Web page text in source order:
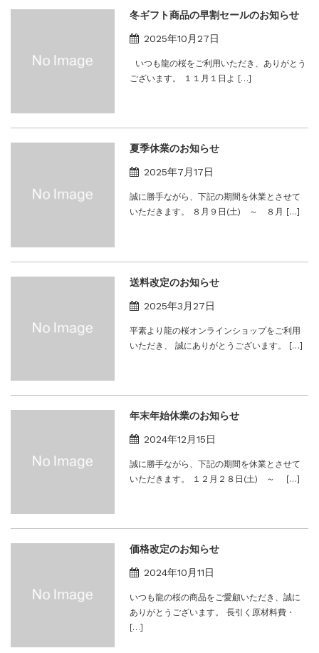
冬ギフト商品の早割セールのお知らせ
2025年10月27日
いつも龍の桜をご利用いただき、ありがとう
ございます。 １１月１日よ […]
夏季休業のお知らせ
2025年7月17日
誠に勝手ながら、下記の期間を休業とさせて
いただきます。 ８月９日(土) ～ ８月 […]
送料改定のお知らせ
2025年3月27日
平素より龍の桜オンラインショップをご利用
いただき、 誠にありがとうございます。 […]
年末年始休業のお知らせ
2024年12月15日
誠に勝手ながら、下記の期間を休業とさせて
いただきます。 １２月２８日(土) ～ […]
価格改定のお知らせ
2024年10月11日
いつも龍の桜の商品をご愛顧いただき、誠に
ありがとうございます。 長引く原材料費・
[…]